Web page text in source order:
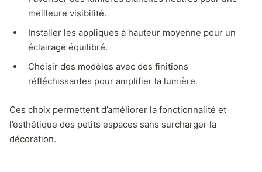
meilleure visibilité.
Installer les appliques à hauteur moyenne pour un
éclairage équilibré.
Choisir des modèles avec des finitions
réfléchissantes pour amplifier la lumière.
Ces choix permettent d’améliorer la fonctionnalité et
l’esthétique des petits espaces sans surcharger la
décoration.